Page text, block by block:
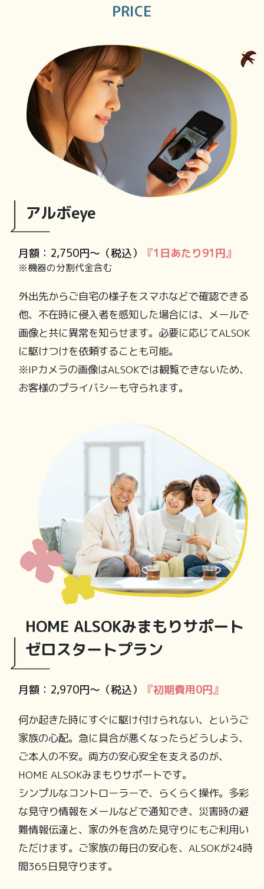
PRICE
アルボeye
月額：2,750円〜（税込） 『1日あたり91円』
※機器の分割代金含む
外出先からご自宅の様子をスマホなどで確認できる
他、不在時に侵入者を感知した場合には、メールで
画像と共に異常を知らせます。必要に応じてALSOK
に駆けつけを依頼することも可能。
※IPカメラの画像はALSOKでは観覧できないため、
お客様のプライバシーも守られます。
HOME ALSOKみまもりサポート
ゼロスタートプラン
月額：2,970円〜（税込） 『初期費用0円』
何か起きた時にすぐに駆け付けられない、というご
家族の心配。急に具合が悪くなったらどうしよう、
ご本人の不安。両方の安心安全を支えるのが、
HOME ALSOKみまもりサポートです。
シンプルなコントローラーで、らくらく操作。多彩
な見守り情報をメールなどで通知でき、災害時の避
難情報伝達と、家の外を含めた見守りにもご利用い
ただけます。ご家族の毎日の安心を、ALSOKが24時
間365日見守ります。